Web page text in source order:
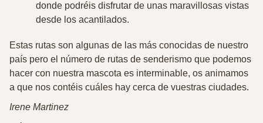
donde podréis disfrutar de unas maravillosas vistas
desde los acantilados.
Estas rutas son algunas de las más conocidas de nuestro
país pero el número de rutas de senderismo que podemos
hacer con nuestra mascota es interminable, os animamos
a que nos contéis cuáles hay cerca de vuestras ciudades.
Irene Martinez